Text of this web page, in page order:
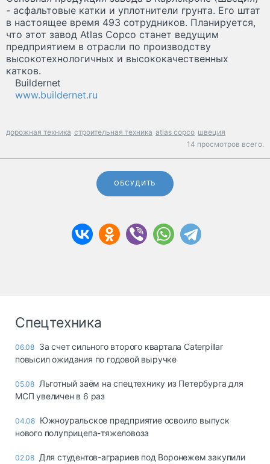
- асфальтовые катки и уплотнители грунта. Его штат
в настоящее время 493 сотрудников. Планируется,
что этот завод Atlas Copco станет ведущим
предприятием в отрасли по производству
высокотехнологичных и высококачественных
катков.
Buildernet
www.buildernet.ru
дорожная техника строительная техника atlas copco швеция
14 просмотров всего.
ОБСУДИТЬ
Спецтехника
06.08 За счет сильного второго квартала Caterpillar
повысил ожидания по годовой выручке
05.08 Льготный заём на спецтехнику из Петербурга для
МСП увеличен в 6 раз
04.08 Южноуральское предприятие освоило выпуск
нового полуприцепа-тяжеловоза
02.08 Для студентов-аграриев под Воронежем закупили